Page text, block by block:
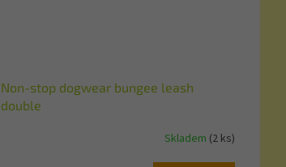
Non-stop dogwear bungee leash
double
Skladem (2 ks)